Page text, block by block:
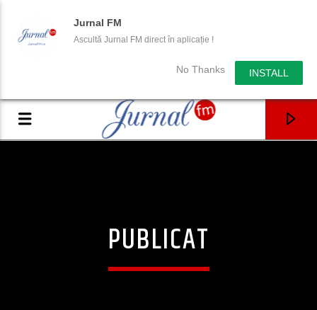
Jurnal FM
Ascultă Jurnal FM direct în aplicație !
No Thanks INSTALL
PUBLICAT